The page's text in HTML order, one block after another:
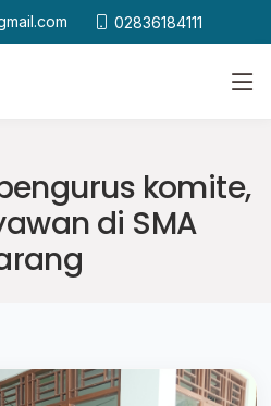
02836184111
komite,
di SMA